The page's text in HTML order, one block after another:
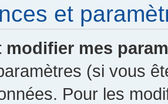
et
modifier mes
(si vous
Pour les